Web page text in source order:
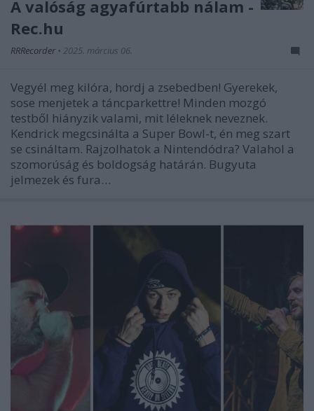
A valóság agyafúrtabb nálam -
Rec.hu
RRRecorder • 2025. március 06.
Vegyél meg kilóra, hordj a zsebedben! Gyerekek,
sose menjetek a táncparkettre! Minden mozgó
testből hiányzik valami, mit léleknek neveznek.
Kendrick megcsinálta a Super Bowl-t, én meg szart
se csináltam. Rajzolhatok a Nintendódra? Valahol a
szomorúság és boldogság határán. Bugyuta
jelmezek és fura…